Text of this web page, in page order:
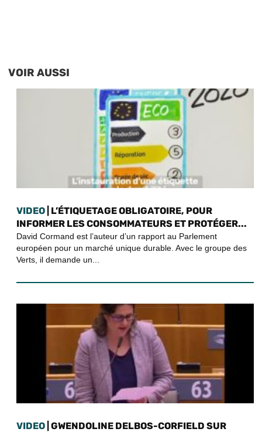
VOIR AUSSI
VIDEO | L’ÉTIQUETAGE OBLIGATOIRE, POUR
INFORMER LES CONSOMMATEURS ET PROTÉGER...
David Cormand est l’auteur d’un rapport au Parlement
européen pour un marché unique durable. Avec le groupe des
Verts, il demande un...
VIDEO | GWENDOLINE DELBOS-CORFIELD SUR